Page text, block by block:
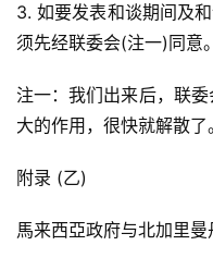
3. 如要发表和谈期间及
须先经联委会(注一)同意。
注一：我们出来后，联
大的作用，很快就解散了。
附录 (乙)
馬来西亞政府与北加里